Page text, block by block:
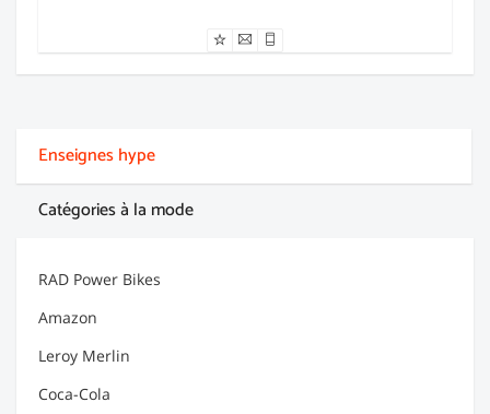
Enseignes hype
Catégories à la mode
RAD Power Bikes
Amazon
Leroy Merlin
Coca-Cola